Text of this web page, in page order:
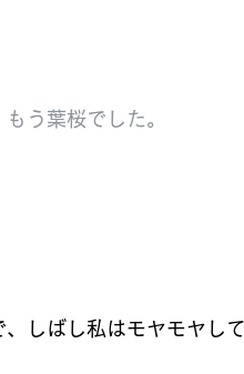
う葉桜でした。
しばし私はモヤモヤし